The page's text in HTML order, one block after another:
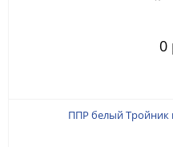
0
ППР белый Тройник